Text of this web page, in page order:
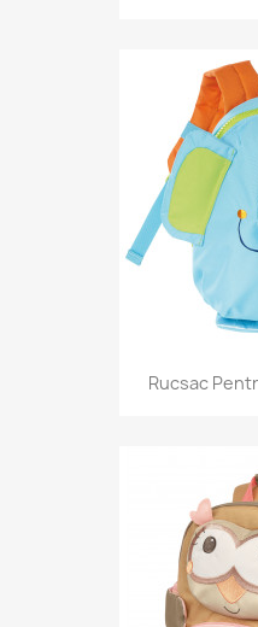
Rucsac